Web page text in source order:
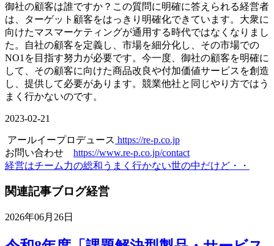
御社の顧客は誰ですか？この質問に明確に答えられる経営者
は、ターゲット顧客をはっきり明確化できています。大衆に
向けたマスマーケティングが通用する時代ではなくなりまし
た。自社の顧客を定義し、市場を細分化し、その市場での
NO1を目指す努力が必要です。今一度、御社の顧客を明確に
して、その顧客に向けた商品改良や付加価値サービスを創造
し、提供して必要があります。競業他社と同じやり方ではう
まく行かないのです。
2023-02-21
アールイープロデュース https://re-p.co.jp
お問い合わせ https://www.re-p.co.jp/contact
経営はチーム力の総和 うまく行かない世の中だけど・・
関連記事ブログ経営
2026年06月26日